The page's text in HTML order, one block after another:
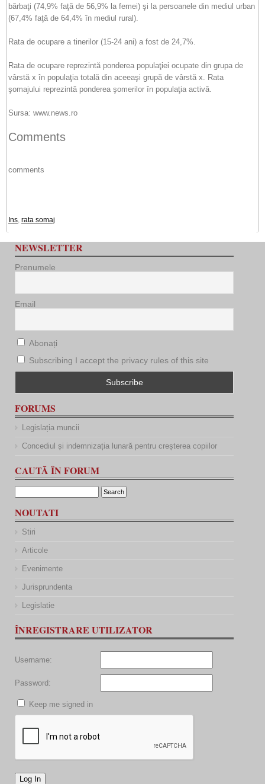
bărbaţi (74,9% faţă de 56,9% la femei) şi la persoanele din mediul urban
(67,4% faţă de 64,4% în mediul rural).
Rata de ocupare a tinerilor (15-24 ani) a fost de 24,7%.
Rata de ocupare reprezintă ponderea populaţiei ocupate din grupa de
vârstă x în populaţia totală din aceeaşi grupă de vârstă x. Rata
şomajului reprezintă ponderea şomerilor în populaţia activă.
Sursa: www.news.ro
Comments
comments
Ins, rata somaj
NEWSLETTER
Prenumele
Email
Abonați
Subscribing I accept the privacy rules of this site
FORUMS
Legislația muncii
Concediul și indemnizația lunară pentru creșterea copiilor
CAUTĂ ÎN FORUM
NOUTATI
Stiri
Articole
Evenimente
Jurisprundenta
Legislatie
ÎNREGISTRARE UTILIZATOR
Username:
Password:
Keep me signed in
Log In